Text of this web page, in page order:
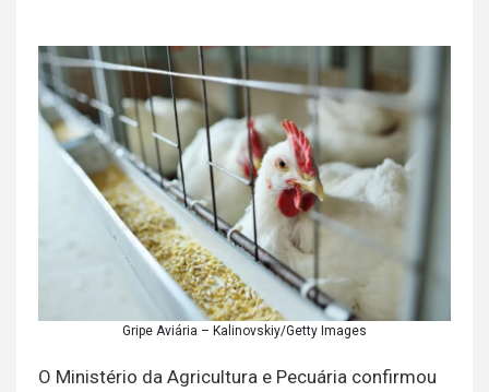
Gripe Aviária – Kalinovskiy/Getty Images
O Ministério da Agricultura e Pecuária confirmou